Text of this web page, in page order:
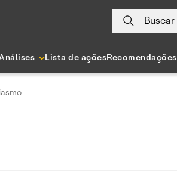
Buscar
Lista de açõesRecomendações